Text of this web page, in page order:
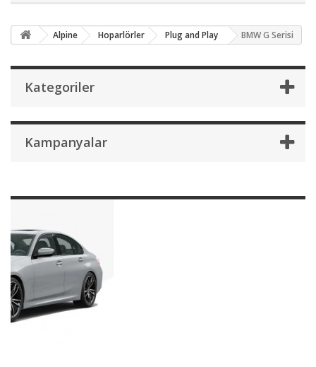
Alpine Hoparlörler Plug and Play BMW G Serisi
Kategoriler
Kampanyalar